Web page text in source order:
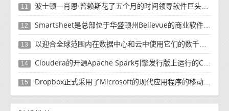
11 波士顿—肖恩·普赖斯花了五个月的时间领导软件巨头SAP的云计算工作
12 Smartsheet是总部位于华盛顿州Bellevue的商业软件制造商
13 以迎合全球范围内在数据中心和云中使用它们的数千名客户
14 Cloudera的开源Apache Spark引擎发行版上运行的Cloud Dataflow版本
15 Dropbox正式​​采用了Microsoft的现代应用程序的移动计算方法